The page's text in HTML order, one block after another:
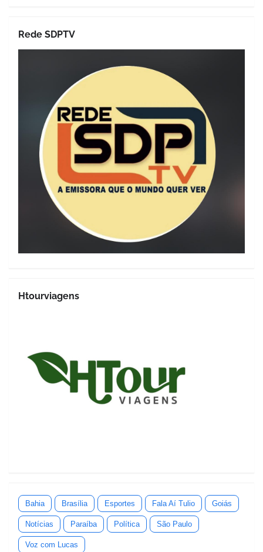
Rede SDPTV
Htourviagens
Bahia Brasília Esportes Fala Aí Tulio Goiás
Notícias Paraíba Política São Paulo
Voz com Lucas